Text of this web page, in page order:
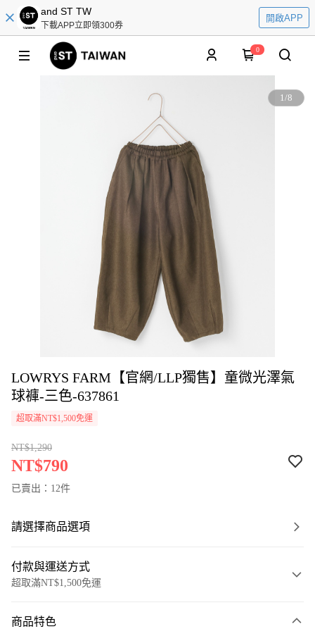
and ST TW
下載APP立即領300券
開啟APP
0
1/8
LOWRYS FARM【官網/LLP獨售】童微光澤氣
球褲-三色-637861
超取滿NT$1,500免運
NT$1,290
NT$790
已賣出：12件
請選擇商品選項
付款與運送方式
超取滿NT$1,500免運
信用卡一次付款
商品特色